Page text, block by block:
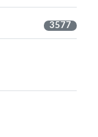
3577